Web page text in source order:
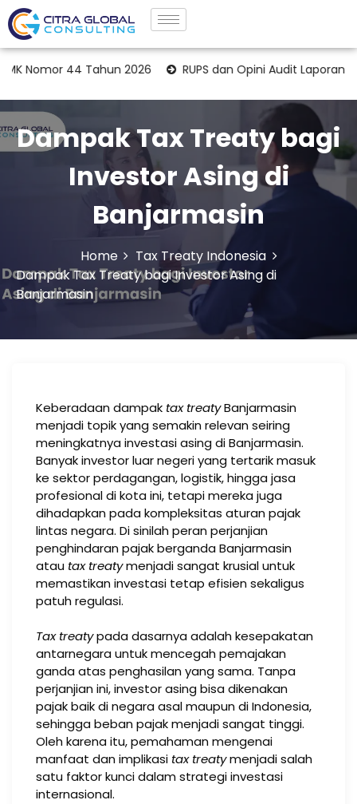
44 Tahun 2026 RUPS dan Opini Audit Laporan
Dampak Tax Treaty bagi
Investor Asing di
Banjarmasin
Home
Tax Treaty Indonesia
Dampak Tax Treaty bagi Investor Asing di
Banjarmasin
Keberadaan dampak tax treatyBanjarmasin
menjadi topik yang semakin relevan seiring
meningkatnya investasi asing di Banjarmasin.
Banyak investor luar negeri yang tertarik masuk
ke sektor perdagangan, logistik, hingga jasa
profesional di kota ini, tetapi mereka juga
dihadapkan pada kompleksitas aturan pajak
lintas negara. Di sinilah peran perjanjian
penghindaran pajak berganda Banjarmasin
atau tax treatymenjadi sangat krusial untuk
memastikan investasi tetap efisien sekaligus
patuh regulasi.
Tax treatypada dasarnya adalah kesepakatan
antarnegara untuk mencegah pemajakan
ganda atas penghasilan yang sama. Tanpa
perjanjian ini, investor asing bisa dikenakan
pajak baik di negara asal maupun di Indonesia,
sehingga beban pajak menjadi sangat tinggi.
Oleh karena itu, pemahaman mengenai
manfaat dan implikasi tax treatymenjadi salah
satu faktor kunci dalam strategi investasi
internasional.